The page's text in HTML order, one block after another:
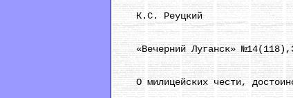
К.С. Реуцкий
«Вечерний Луганск»
О милицейских чести,